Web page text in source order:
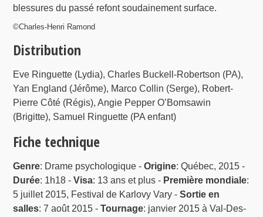
blessures du passé refont soudainement surface.
©Charles-Henri Ramond
Distribution
Eve Ringuette (Lydia), Charles Buckell-Robertson (PA),
Yan England (Jérôme), Marco Collin (Serge), Robert-
Pierre Côté (Régis), Angie Pepper O’Bomsawin
(Brigitte), Samuel Ringuette (PA enfant)
Fiche technique
Genre: Drame psychologique -Origine: Québec, 2015 -
Durée: 1h18 -Visa: 13 ans et plus - Première mondiale:
5 juillet 2015, Festival de Karlovy Vary -Sortie en
salles: 7 août 2015 -Tournage: janvier 2015 à Val-Des-